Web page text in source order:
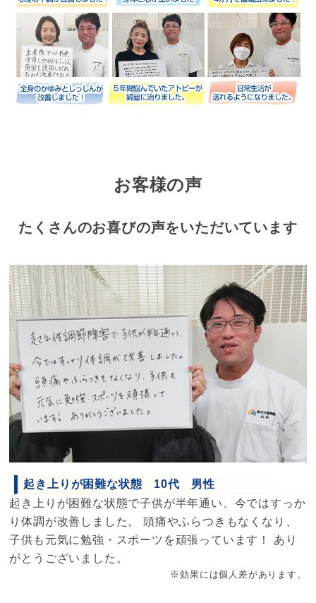
お客様の声
たくさんのお喜びの声をいただいています
起き上りが困難な状態 10代 男性
起き上りが困難な状態で子供が半年通い、今ではすっか
り体調が改善しました。 頭痛やふらつきもなくなり、
子供も元気に勉強・スポーツを頑張っています！ あり
がとうございました。
※効果には個人差があります。